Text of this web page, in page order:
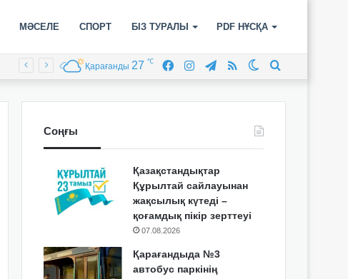
МӘСЕЛЕ СПОРТ БІЗ ТУРАЛЫ PDF НҰСҚА
Switch
RSS
Telegram
Instagram
Facebook
Қарағанды 27 ℃
Соңғы
Қазақстандықтар
Құрылтай сайлауынан
жақсылық күтеді –
қоғамдық пікір зерттеуі
07.08.2026
Қарағандыда №3
автобус паркінің